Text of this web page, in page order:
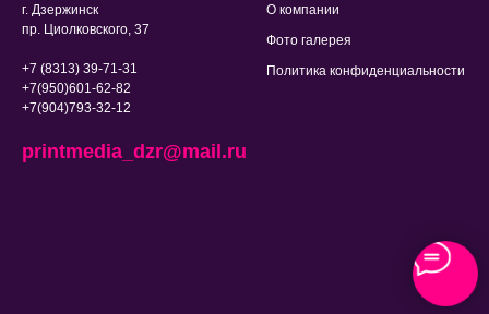
г. Дзержинск
пр. Циолковского, 37
+7 (8313) 39-71-31
+7(950)601-62-82
+7(904)793-32-12
printmedia_dzr@mail.ru
О компании
Фото галерея
Политика конфиденциальности